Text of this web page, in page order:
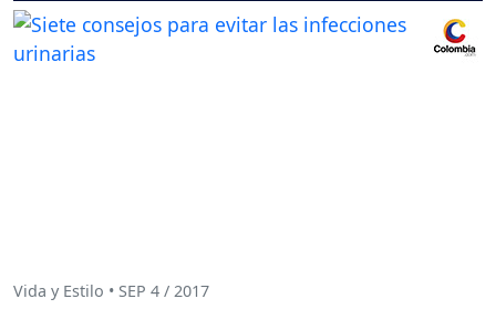
Vida y Estilo • SEP 4 / 2017